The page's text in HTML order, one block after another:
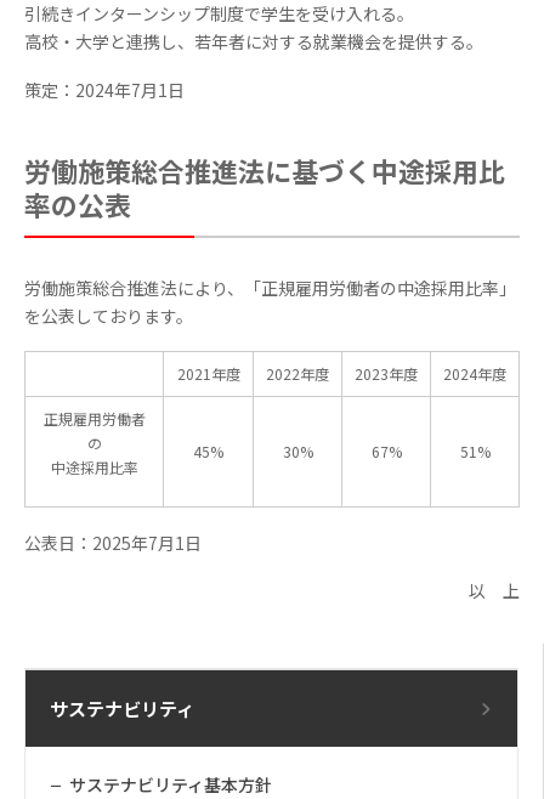
サステナビリティ
サステナビリティ基本方針
引続きインターンシップ制度で学生を受け入れる。
高校・大学と連携し、若年者に対する就業機会を提供する。
策定：2024年7月1日
労働施策総合推進法に基づく中途採用比
率の公表
労働施策総合推進法により、「正規雇用労働者の中途採用比率」
を公表しております。
2021年度 2022年度 2023年度 2024年度
正規雇用労働者
の
中途採用比率
45% 30% 67% 51%
公表日：2025年7月1日
以 上